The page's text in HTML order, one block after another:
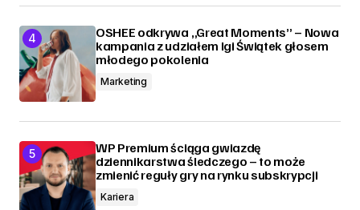
OSHEE odkrywa „Great Moments” – Nowa
kampania z udziałem Igi Świątek głosem
młodego pokolenia
Marketing
WP Premium ściąga gwiazdę
dziennikarstwa śledczego – to może
zmienić reguły gry na rynku subskrypcji
Kariera